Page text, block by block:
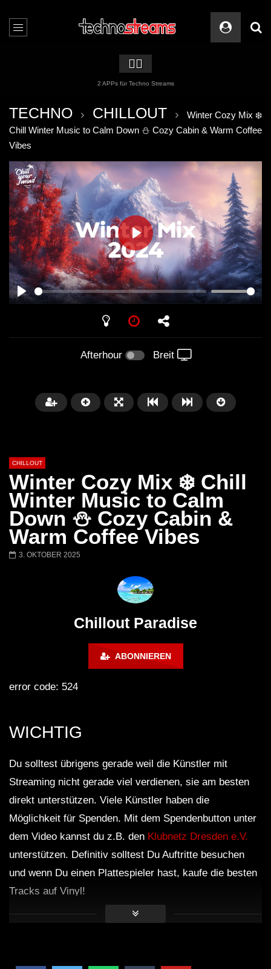
🏳️‍🌈
2 APPs für Techno Streams
TECHNO CHILLOUT
Winter Cozy Mix ❄️
Chill Winter Music to Calm Down ⛄ Cozy Cabin & Warm Coffee
Vibes
PLAY
PLAY
Afterhour Breit
Später
01:02:49
Chillout Ibiza Lounge 2024 🍓
Calm & Relaxing Background
Music 🍓 Chill, Study, Work,
Lust. – Runaway
CHILLOUT
Winter Cozy Mix ❄️ Chill
Winter Music to Calm
Down ⛄ Cozy Cabin &
Warm Coffee Vibes
3. OKTOBER 2025
Chillout Paradise
ABONNIEREN
error code: 524
WICHTIG
Du solltest übrigens gerade weil die Künstler mit
Streaming nicht gerade viel verdienen, sie am besten
direkt unterstützen. Viele Künstler haben die
Möglichkeit für Spenden. Mit dem Spendenbutton unter
dem Video kannst du z.B. den Klubnetz Dresden e.V.
unterstützen. Definitiv solltest Du Auftritte besuchen
und wenn Du einen Plattespieler hast, kaufe die besten
Tracks auf Vinyl!